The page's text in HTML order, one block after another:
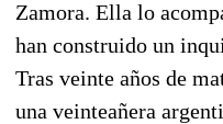
Zamora. Ella lo
han construido un
Tras veinte años de
una veinteañera